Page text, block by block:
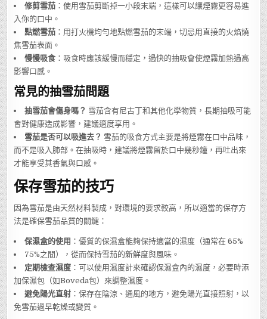
修剪雪茄 ：使用雪茄剪斷掉一小段末端，這樣可以讓煙霧更容易進
入你的口中。
點燃雪茄 ：用打火機均勻地點燃雪茄的末端，切忌用直接的火焰燒
焦雪茄表面。
慢慢吸食 ：吸食時應該緩慢而穩定，過快的抽吸會使煙霧加熱過高
影響口感。
常見的抽雪茄問題
抽雪茄會傷身嗎？ 雪茄含有尼古丁和其他化學物質，長期抽吸可能
會對健康造成影響，建議適度享用。
雪茄是否可以吸進去？ 雪茄的吸食方式主要是將煙霧在口中品味，
而不是吸入肺部。在抽吸時，建議將煙霧留於口中幾秒鐘，再吐出來
才能享受其香氣與口感。
保存雪茄的技巧
因為雪茄是由天然材料製成，對環境的要求較高，所以適當的保存方
法是確保雪茄品質的關鍵：
保濕盒的使用 ：優質的保濕盒能夠保持適當的濕度（通常在 65%
75%之間），從而保持雪茄的新鮮度與風味。
定期檢查濕度 ：可以使用濕度計來確認保濕盒內的濕度，必要時添
加保濕包（如Boveda包）來調整濕度。
避免陽光直射 ：保存在陰涼、通風的地方，避免陽光直接照射，以
免雪茄過早乾燥或變質。